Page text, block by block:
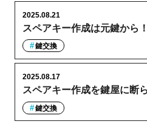
スペアキー作成は元鍵から
2025.08.21
鍵交換
スペアキー作成を鍵屋に断
2025.08.17
鍵交換